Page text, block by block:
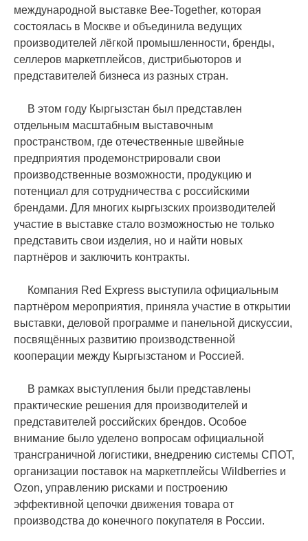
международной выставке Bee-Together, которая
состоялась в Москве и объединила ведущих
производителей лёгкой промышленности, бренды,
селлеров маркетплейсов, дистрибьюторов и
представителей бизнеса из разных стран.
В этом году Кыргызстан был представлен
отдельным масштабным выставочным
пространством, где отечественные швейные
предприятия продемонстрировали свои
производственные возможности, продукцию и
потенциал для сотрудничества с российскими
брендами. Для многих кыргызских производителей
участие в выставке стало возможностью не только
представить свои изделия, но и найти новых
партнёров и заключить контракты.
Компания Red Express выступила официальным
партнёром мероприятия, приняла участие в открытии
выставки, деловой программе и панельной дискуссии,
посвящённых развитию производственной
кооперации между Кыргызстаном и Россией.
В рамках выступления были представлены
практические решения для производителей и
представителей российских брендов. Особое
внимание было уделено вопросам официальной
трансграничной логистики, внедрению системы СПОТ,
организации поставок на маркетплейсы Wildberries и
Ozon, управлению рисками и построению
эффективной цепочки движения товара от
производства до конечного покупателя в России.